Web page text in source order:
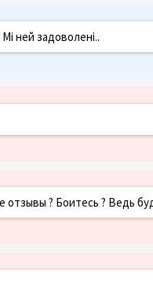
ней задоволені..
отзывы ? Боитесь ? Ведь